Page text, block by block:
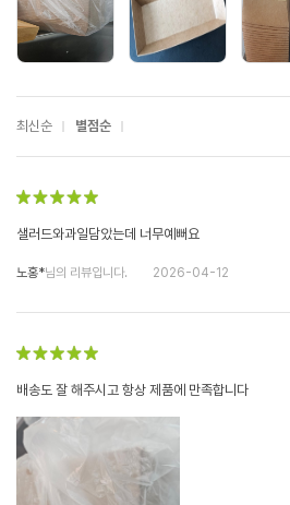
최신순 별점순
샐러드와과일담았는데 너무예뻐요
노홍*님의 리뷰입니다. 2026-04-12
배송도 잘 해주시고 항상 제품에 만족합니다